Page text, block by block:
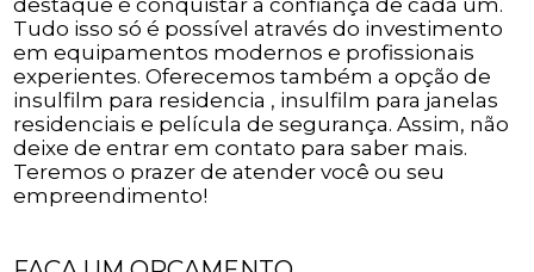
destaque é conquistar a confiança de cada um.
Tudo isso só é possível através do investimento
em equipamentos modernos e profissionais
experientes. Oferecemos também a opção de
insulfilm para residencia , insulfilm para janelas
residenciais e película de segurança. Assim, não
deixe de entrar em contato para saber mais.
Teremos o prazer de atender você ou seu
empreendimento!